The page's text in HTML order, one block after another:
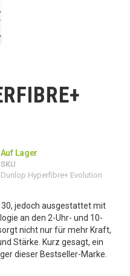
Auf Lager
SKU
Dunlop Hyperfibre+ Evolution
jedoch ausgestattet mit
an den 2-Uhr- und 10-
nicht nur für mehr Kraft,
Stärke. Kurz gesagt, ein
dieser Bestseller-Marke.